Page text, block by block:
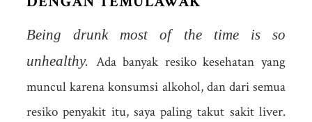
Being drunk most of the time is so
unhealthy. Ada banyak resiko kesehatan yang
muncul karena konsumsi alkohol, dan dari semua
resiko penyakit itu, saya paling takut sakit liver.